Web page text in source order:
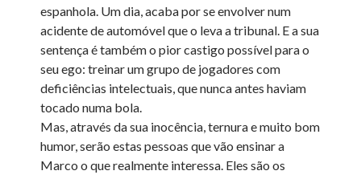
espanhola. Um dia, acaba por se envolver num
acidente de automóvel que o leva a tribunal. E a sua
sentença é também o pior castigo possível para o
seu ego: treinar um grupo de jogadores com
deficiências intelectuais, que nunca antes haviam
tocado numa bola.
Mas, através da sua inocência, ternura e muito bom
humor, serão estas pessoas que vão ensinar a
Marco o que realmente interessa. Eles são os